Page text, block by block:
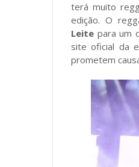
terá muito
edição. O
Leite para um
site oficial da
prometem